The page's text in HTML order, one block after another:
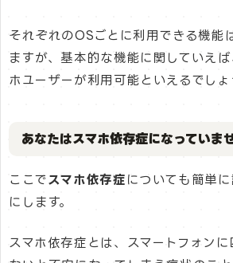
それぞれのOSごとに利用できる機能
ますが、基本的な機能に関していえ
ホユーザーが利用可能といえるでしょ
あなたはスマホ依存症になっていま
ここでスマホ依存症 についても簡単
にします。
スマホ依存症とは、スマートフォン